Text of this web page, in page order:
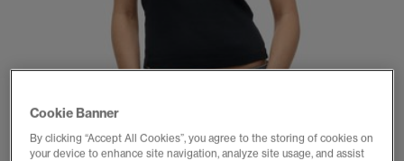
Cookie Banner
By clicking “Accept All Cookies”, you agree to the storing of cookies on
your device to enhance site navigation, analyze site usage, and assist